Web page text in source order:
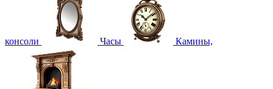
консоли Часы Камины,